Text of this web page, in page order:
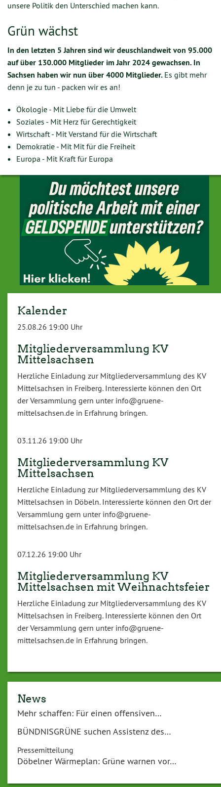
unsere Politik den Unterschied machen kann.
Grün wächst
In den letzten 5 Jahren sind wir deuschlandweit von 95.000
auf über 130.000 Mitglieder im Jahr 2024 gewachsen. In
Sachsen haben wir nun über 4000 Mitglieder. Es gibt mehr
denn je zu tun - packen wir es an!
Ökologie - Mit Liebe für die Umwelt
Soziales - Mit Herz für Gerechtigkeit
Wirtschaft - Mit Verstand für die Wirtschaft
Demokratie - Mit Mit für die Freiheit
Europa - Mit Kraft für Europa
Kalender
25.08.26 19:00 Uhr
Mitgliederversammlung KV
Mittelsachsen
Herzliche Einladung zur Mitgliederversammlung des KV
Mittelsachsen in Freiberg. Interessierte können den Ort
der Versammlung gern unter info@gruene-
mittelsachsen.de in Erfahrung bringen.
03.11.26 19:00 Uhr
Mitgliederversammlung KV
Mittelsachsen
Herzliche Einladung zur Mitgliederversammlung des KV
Mittelsachsen in Döbeln. Interessierte können den Ort der
Versammlung gern unter info@gruene-
mittelsachsen.de in Erfahrung bringen.
07.12.26 19:00 Uhr
Mitgliederversammlung KV
Mittelsachsen mit Weihnachtsfeier
Herzliche Einladung zur Mitgliederversammlung des KV
Mittelsachsen in Freiberg. Interessierte können den Ort
der Versammlung gern unter info@gruene-
mittelsachsen.de in Erfahrung bringen.
News
Mehr schaffen: Für einen offensiven…
BÜNDNISGRÜNE suchen Assistenz des…
Pressemitteilung
Döbelner Wärmeplan: Grüne warnen vor…